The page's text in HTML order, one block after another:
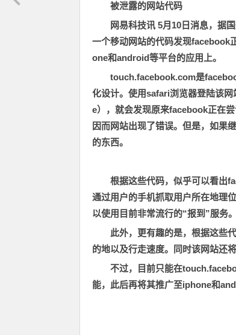
被泄露的网站代码
网易科技讯 5月10日消息，据
一个移动网站的代码发现facebook
one和android等平台的应用上。
touch.facebook.com是
化设计。使用safari浏览器登陆该
e），就会发现原来facebook正在
因而网站出现了错误。但是，如果
的东西。
根据这些代码，似乎可以看出
通过用户的手机抓取用户所在地理
以使用目前非常流行的“报到”服务。
此外，更有趣的是，根据这些
的地以及行走速度。同时该网站还
不过，目前只能在
能，此后再将其推广至iphone和